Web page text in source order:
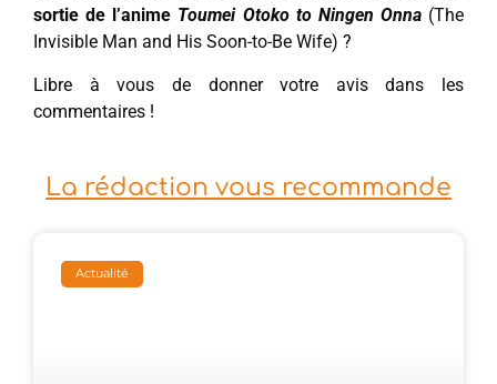
sortie de l’anime Toumei Otoko to Ningen Onna(The
Invisible Man and His Soon-to-Be Wife) ?
Libre à vous de donner votre avis dans les
commentaires !
La rédaction vous recommande
Actualité